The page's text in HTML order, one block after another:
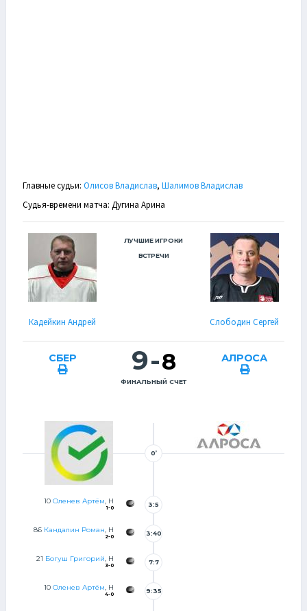
Главные судьи: Олисов Владислав, Шалимов Владислав
Судья-времени матча: Дугина Арина
Кадейкин Андрей
ЛУЧШИЕ ИГРОКИ
ВСТРЕЧИ
Слободин Сергей
СБЕР 9-8
ФИНАЛЬНЫЙ СЧЕТ
АЛРОСА
0’
10 Оленев Артём, Н
1-0 3:5
86 Кандалин Роман, Н
2-0 3:40
21 Богуш Григорий, Н
3-0 7:7
10 Оленев Артём, Н
4-0 9:35